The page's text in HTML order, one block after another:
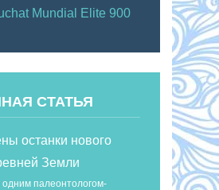
Mundial Elite 900
СТАТЬЯ
останки нового
Земли
одним палеонтологом-